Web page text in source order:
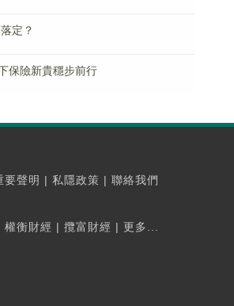
定？
保險新貴穩步前行
要聲明 | 私隱政策 | 聯絡我們
權衡財經 | 攬富財經 | 更多...